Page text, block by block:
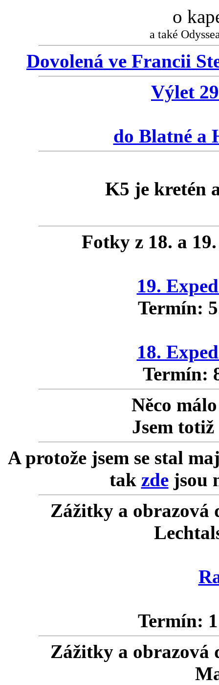
o
a také
Dovolená ve Francii
Výlet
do Blatné a
K5 je kretén
Fotky z 18. a
19.
Termín:
18.
Termín:
Něco
Jsem
A protože jsem se stal
tak zdejsou
Zážitky a obrazová
Termín:
Zážitky a obrazová